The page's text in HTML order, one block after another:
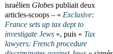
israélien Globes publiait deux
articles-scoops – « Exclusive:
France sets up tax dept to
investigate Jews », puis « Tax
lawyers: French procedure